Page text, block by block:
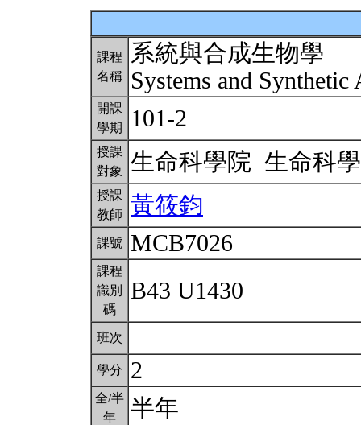
課程
名稱
系統與合成生物學
Systems and
開課
學期
101-2
授課
對象
生命科學院 生命科
授課
教師
黃筱鈞
課號 MCB7026
課程
識別
碼
B43 U1430
班次
學分 2
全/半
年
半年